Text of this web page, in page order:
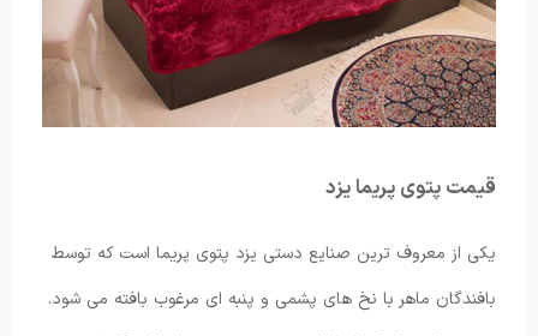
قیمت پتوی پریما یزد
یکی از معروف ترین صنایع دستی یزد پتوی پریما است که توسط
بافندگان ماهر با نخ های پشمی و پنبه ای مرغوب بافته می شود.